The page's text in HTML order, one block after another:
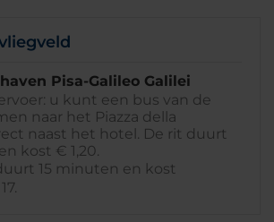
Pisa-Galileo Galilei
u kunt een bus van de
naar het Piazza della
naast het hotel. De rit duurt
kost € 1,20.
15 minuten en kost